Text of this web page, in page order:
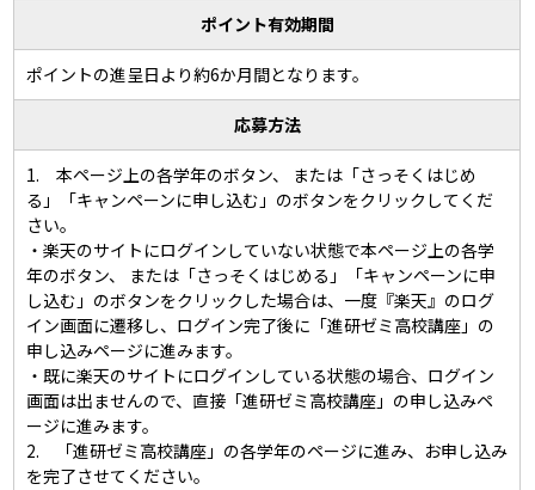
ポイント有効期間
ポイントの進呈日より約6か月間となります。
応募方法
1. 本ページ上の各学年のボタン、 または「さっそくはじめ
る」「キャンペーンに申し込む」のボタンをクリックしてくだ
さい。
・楽天のサイトにログインしていない状態で本ページ上の各学
年のボタン、 または「さっそくはじめる」「キャンペーンに申
し込む」のボタンをクリックした場合は、一度『楽天』のログ
イン画面に遷移し、ログイン完了後に「進研ゼミ高校講座」の
申し込みページに進みます。
・既に楽天のサイトにログインしている状態の場合、ログイン
画面は出ませんので、直接「進研ゼミ高校講座」の申し込みペ
ージに進みます。
2. 「進研ゼミ高校講座」の各学年のページに進み、お申し込み
を完了させてください。